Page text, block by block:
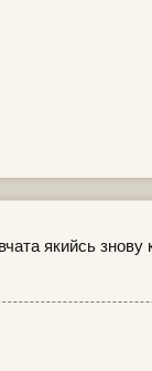
якийсь знову